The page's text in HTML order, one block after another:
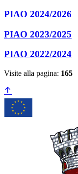
PIAO 2024/2026
PIAO 2023/2025
PIAO 2022/2024
Visite alla pagina: 165